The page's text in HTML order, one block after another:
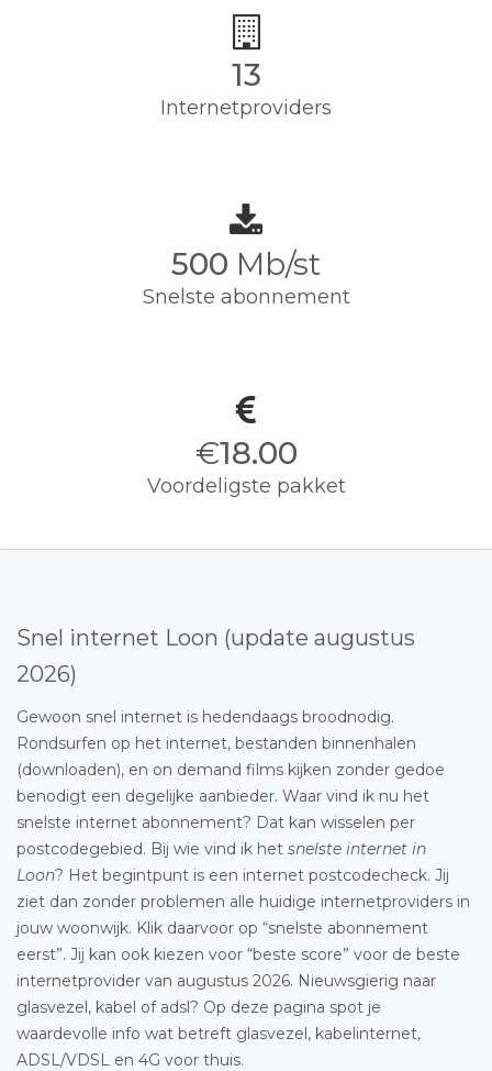
13
Internetproviders
500 Mb/st
Snelste abonnement
€18.00
Voordeligste pakket
Snel internet Loon (update augustus
2026)
Gewoon snel internet is hedendaags broodnodig.
Rondsurfen op het internet, bestanden binnenhalen
(downloaden), en on demand films kijken zonder gedoe
benodigt een degelijke aanbieder. Waar vind ik nu het
snelste internet abonnement? Dat kan wisselen per
postcodegebied. Bij wie vind ik het snelste internet in
Loon? Het begintpunt is een internet postcodecheck. Jij
ziet dan zonder problemen alle huidige internetproviders in
jouw woonwijk. Klik daarvoor op “snelste abonnement
eerst”. Jij kan ook kiezen voor “beste score” voor de beste
internetprovider van augustus 2026. Nieuwsgierig naar
glasvezel, kabel of adsl? Op deze pagina spot je
waardevolle info wat betreft glasvezel, kabelinternet,
ADSL/VDSL en 4G voor thuis.